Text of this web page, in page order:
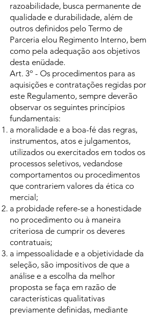
razoabilidade, busca permanente de
qualidade e durabilidade, além de
outros definidos pelo Termo de
Parceria elou Regimento Interno, bem
como pela adequação aos objetivos
desta enüdade.
Art. 3º - Os procedimentos para as
aquisições e contratações regidas por
este Regulamento, sempre deverão
observar os seguintes princípios
fundamentais:
a moralidade e a boa-fé das regras,
instrumentos, atos e julgamentos,
utilizados ou exercitados em todos os
processos seletivos, vedandose
comportamentos ou procedimentos
que contrariem valores da ética co
mercial;
a probidade refere-se a honestidade
no procedimento ou à maneira
criteriosa de cumprir os deveres
contratuais;
a impessoalidade e a objetividade da
seleção, são impositivos de que a
análise e a escolha da melhor
proposta se faça em razão de
características qualitativas
previamente definidas, mediante